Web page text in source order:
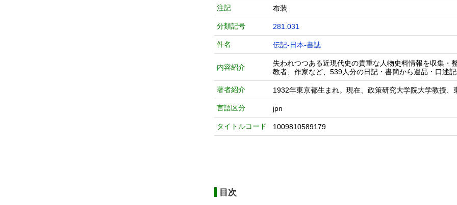
注記 布装
分類記号 281.031
件名 伝記-日本-書誌
内容紹介
失われつつある近現代史の貴重な人物史料情報を収集
教者、作家など、539人分の日記・書簡から遺品・口述
著者紹介 1932年東京都生まれ。現在、政策研究大学院大学教授、
言語区分 jpn
タイトルコード 1009810589179
目次